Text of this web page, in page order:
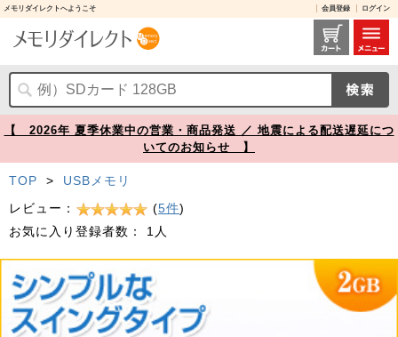
メモリダイレクトへようこそ 会員登録 ログイン
USBメモリ 2GB USB2.0 ホワイト キャップレス ストラップ付き 600-US2GW【メモリダイレクト】
【 2026年 夏季休業中の営業・商品発送 ／ 地震による配送遅延につ
いてのお知らせ 】
TOP >
USBメモリ
レビュー：
(5件)
お気に入り登録者数：
1人